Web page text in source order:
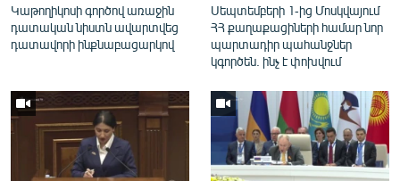
«Ազատության» բոլոր կայքերը
Կաթողիկոսի գործով առաջին
դատական նիստն ավարտվեց
դատավորի ինքնաբացարկով
Սեպտեմբերի 1-ից Մոսկվայում
ՀՀ քաղաքացիների համար նոր
պարտադիր պահանջներ
կգործեն. ինչ է փոխվում